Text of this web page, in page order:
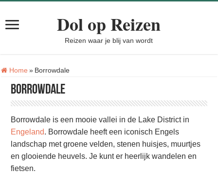
Dol op Reizen
Reizen waar je blij van wordt
Home » Tag:
Borrowdale
Borrowdale
Borrowdale is een mooie vallei in de Lake District in
Engeland. Borrowdale heeft een iconisch Engels
landschap met groene velden, stenen huisjes, muurtjes
en glooiende heuvels. Je kunt er heerlijk wandelen en
fietsen.